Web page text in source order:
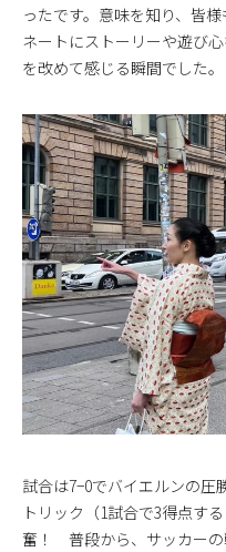
ったです。意味を知り、皆
ネートにストーリーや遊び
を改めて感じる瞬間でした。
試合は7−0でバイエルンの
トリック（1試合で3得点す
奮！ 普段から、サッカーの